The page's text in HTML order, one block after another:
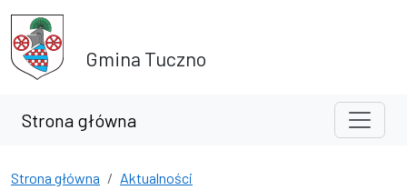
Przejdź do treści
Przejdź do wyszukiwarki
Gmina Tuczno
Strona główna
Strona główna
Aktualności